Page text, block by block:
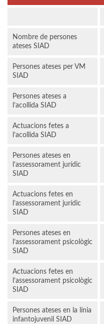
Nombre de persones
ateses SIAD
Persones ateses per VM
SIAD
Persones ateses a
l’acollida SIAD
Actuacions fetes a
l’acollida SIAD
Persones ateses en
l’assessorament jurídic
SIAD
Actuacions fetes en
l’assessorament jurídic
SIAD
Persones ateses en
l’assessorament psicològic
SIAD
Actuacions fetes en
l’assessorament psicològic
SIAD
Persones ateses en la línia
infantojuvenil SIAD